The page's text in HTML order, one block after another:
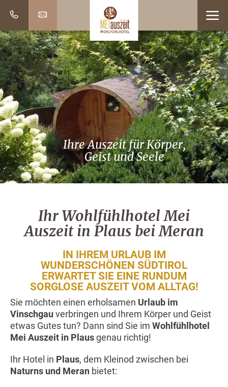
Ihre Auszeit für Körper,
Geist und Seele
Ihr Wohlfühlhotel Mei
Auszeit in Plaus bei Meran
IN IHREM URLAUB IM
WUNDERSCHÖNEN SÜDTIROL
ERWARTET SIE EINE RUNDUM
SORGLOSE AUSZEIT VOM ALLTAG!
Sie möchten einen erholsamen Urlaub im
Vinschgau verbringen und Ihrem Körper und Geist
etwas Gutes tun? Dann sind Sie im Wohlfühlhotel
Mei Auszeit in Plaus genau richtig!
Ihr Hotel in Plaus, dem Kleinod zwischen bei
Naturns und Meran bietet: